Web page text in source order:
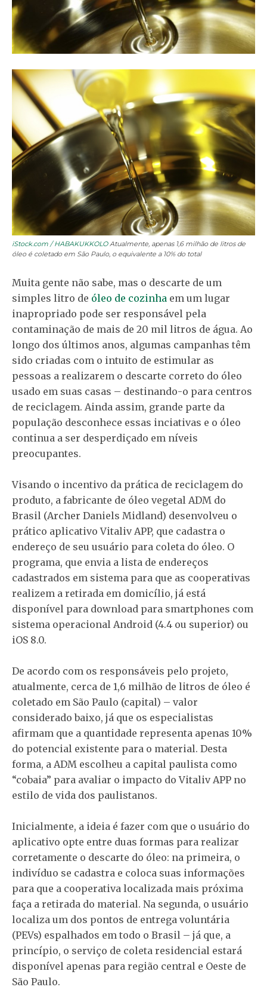
iStock.com / HABAKUKKOLOAtualmente, apenas 1,6 milhão de litros de
óleo é coletado em São Paulo, o equivalente a 10% do total
Muita gente não sabe, mas o descarte de um
simples litro de óleo de cozinha em um lugar
inapropriado pode ser responsável pela
contaminação de mais de 20 mil litros de água. Ao
longo dos últimos anos, algumas campanhas têm
sido criadas com o intuito de estimular as
pessoas a realizarem o descarte correto do óleo
usado em suas casas – destinando-o para centros
de reciclagem. Ainda assim, grande parte da
população desconhece essas inciativas e o óleo
continua a ser desperdiçado em níveis
preocupantes.
Visando o incentivo da prática de reciclagem do
produto, a fabricante de óleo vegetal ADM do
Brasil (Archer Daniels Midland) desenvolveu o
prático aplicativo Vitaliv APP, que cadastra o
endereço de seu usuário para coleta do óleo. O
programa, que envia a lista de endereços
cadastrados em sistema para que as cooperativas
realizem a retirada em domicílio, já está
disponível para download para smartphones com
sistema operacional Android (4.4 ou superior) ou
iOS 8.0.
De acordo com os responsáveis pelo projeto,
atualmente, cerca de 1,6 milhão de litros de óleo é
coletado em São Paulo (capital) – valor
considerado baixo, já que os especialistas
afirmam que a quantidade representa apenas 10%
do potencial existente para o material. Desta
forma, a ADM escolheu a capital paulista como
“cobaia” para avaliar o impacto do Vitaliv APP no
estilo de vida dos paulistanos.
Inicialmente, a ideia é fazer com que o usuário do
aplicativo opte entre duas formas para realizar
corretamente o descarte do óleo: na primeira, o
indivíduo se cadastra e coloca suas informações
para que a cooperativa localizada mais próxima
faça a retirada do material. Na segunda, o usuário
localiza um dos pontos de entrega voluntária
(PEVs) espalhados em todo o Brasil – já que, a
princípio, o serviço de coleta residencial estará
disponível apenas para região central e Oeste de
São Paulo.